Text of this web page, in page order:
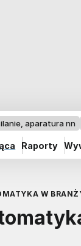
aparatura nn
Raporty
W